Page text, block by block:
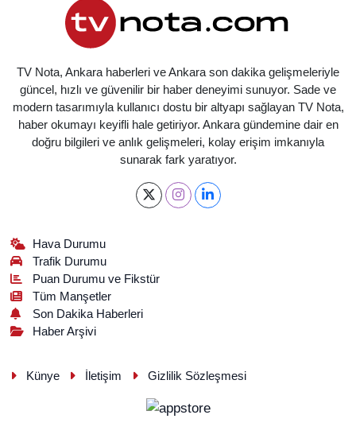
TV Nota, Ankara haberleri ve Ankara son dakika gelişmeleriyle
güncel, hızlı ve güvenilir bir haber deneyimi sunuyor. Sade ve
modern tasarımıyla kullanıcı dostu bir altyapı sağlayan TV Nota,
haber okumayı keyifli hale getiriyor. Ankara gündemine dair en
doğru bilgileri ve anlık gelişmeleri, kolay erişim imkanıyla
sunarak fark yaratıyor.
Hava Durumu
Trafik Durumu
Puan Durumu ve Fikstür
Tüm Manşetler
Son Dakika Haberleri
Haber Arşivi
Künye İletişim Gizlilik Sözleşmesi